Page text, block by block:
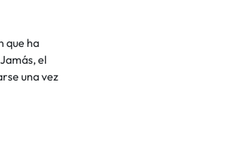
que ha
el
una vez